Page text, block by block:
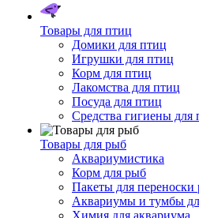
Товары для птиц
Домики для птиц
Игрушки для птиц
Корм для птиц
Лакомства для птиц
Посуда для птиц
Средства гигиены для
Товары для рыб
Аквариумистика
Корм для рыб
Пакеты для переноски
Аквариумы и тумбы
Химия для аквариума